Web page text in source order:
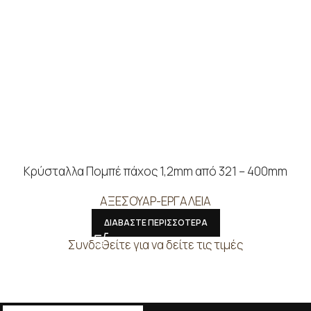
Κρύσταλλα Πομπέ πάχος 1,2mm από 321 – 400mm
ΑΞΕΣΟΥΑΡ-ΕΡΓΑΛΕΙΑ
ΔΙΑΒΑΣΤΕ ΠΕΡΙΣΣΟΤΕΡΑ
Συνδεθείτε για να δείτε τις τιμές